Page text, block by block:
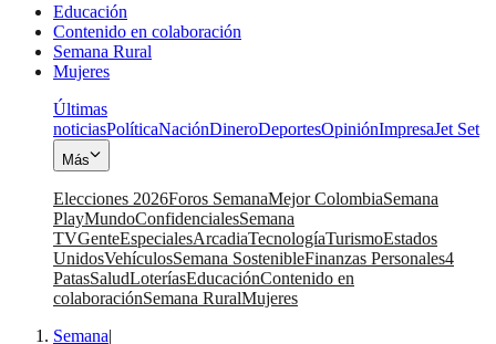
Educación
Contenido en colaboración
Semana Rural
Mujeres
Últimas
noticiasPolíticaNaciónDineroDeportesOpiniónImpresaJet Set
Más
Elecciones 2026Foros SemanaMejor ColombiaSemana
PlayMundoConfidencialesSemana
TVGenteEspecialesArcadiaTecnologíaTurismoEstados
UnidosVehículosSemana SostenibleFinanzas Personales4
PatasSaludLoteríasEducaciónContenido en
colaboraciónSemana RuralMujeres
Semana|